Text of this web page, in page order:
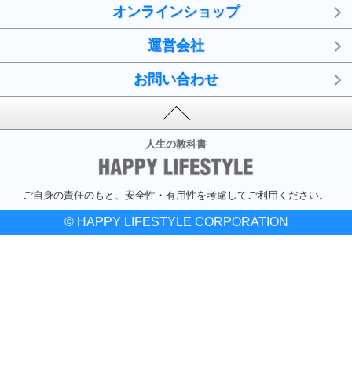
オンラインショップ
運営会社
お問い合わせ
人生の教科書
ご自身の責任のもと、安全性・有用性を考慮してご利用ください。
© HAPPY LIFESTYLE CORPORATION